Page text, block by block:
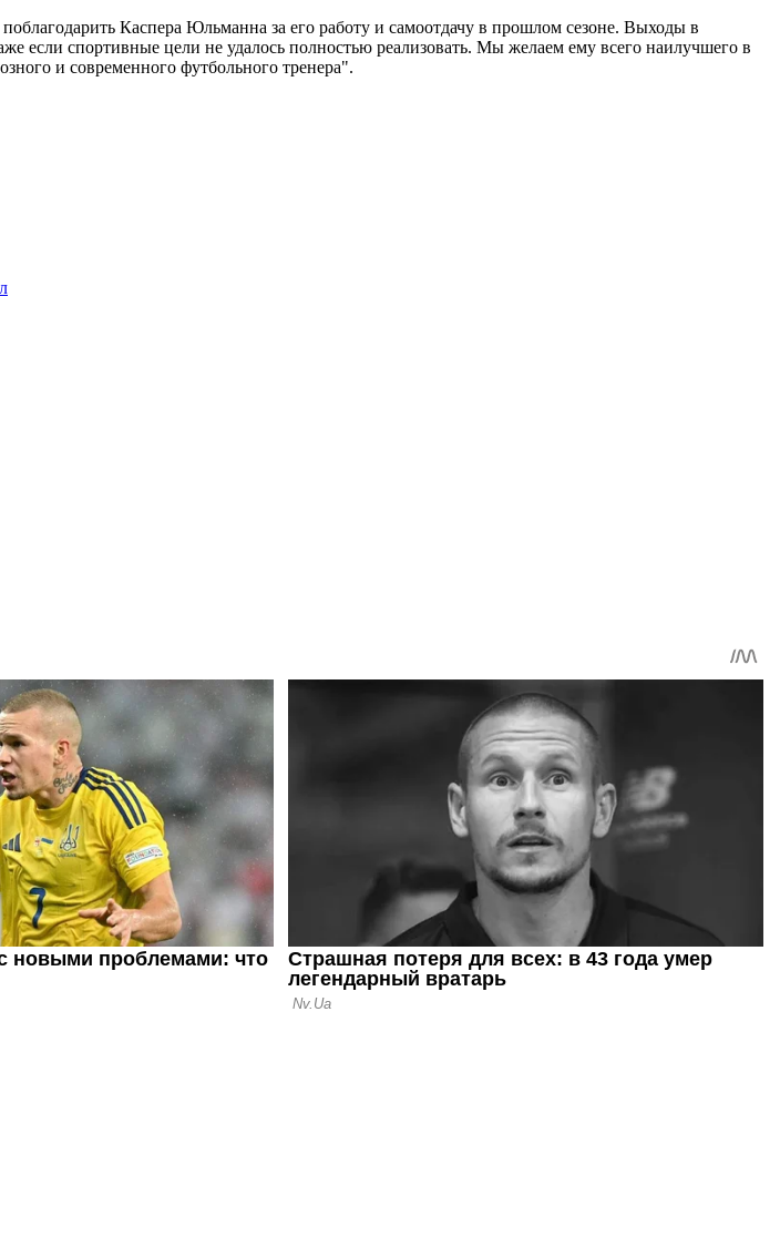
Каспера Юльманна за его работу и самоотдачу в прошлом сезоне. Выходы в
спортивные цели не удалось полностью реализовать. Мы желаем ему всего наилучшего в
и современного футбольного тренера".